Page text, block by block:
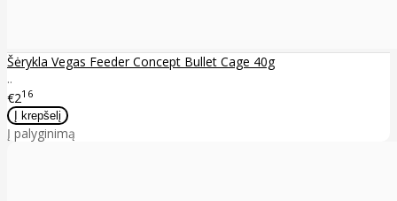
Šėrykla Vegas Feeder Concept Bullet Cage 40g
..
€216
Į palyginimą